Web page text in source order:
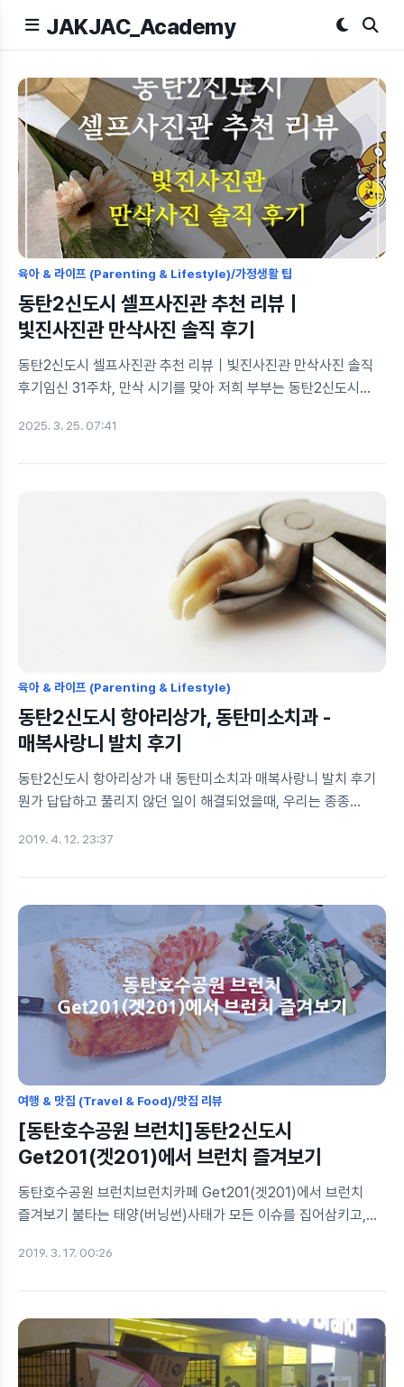
JAKJAC_Academy
육아 & 라이프 (Parenting & Lifestyle)/가정생활 팁
동탄2신도시 셀프사진관 추천 리뷰｜
빛진사진관 만삭사진 솔직 후기
동탄2신도시 셀프사진관 추천 리뷰｜빛진사진관 만삭사진 솔직
후기임신 31주차, 만삭 시기를 맞아 저희 부부는 동탄2신도시
스튜디오형 촬영은 어색하고, 무료 촬영은 오히려 불편한 경우가
위치 및 예약 방법동탄2신도시 영천동 11자상가에 위치한
빛진사진관은 지하에 자리 잡고 있어 조용하고 아늑한 분위기에서
촬영할 수 있었어요. 특히 산부인과, 산후조리원 밀집 지역에서
멀지 않아 접근성이 좋아요.예약은 카카오톡 플러스친구
(빛진사진관)로 진행됩니다. 인스타그램이나 네이버를 통해
연결해 예약 가능하며, 선착순이므로 원하는 날짜가 있다면 미..
2025. 3. 25. 07:41
육아 & 라이프 (Parenting & Lifestyle)
동탄2신도시 항아리상가, 동탄미소치과 -
매복사랑니 발치 후기
동탄2신도시 항아리상가 내 동탄미소치과 매복사랑니 발치 후기
뭔가 답답하고 풀리지 않던 일이 해결되었을때, 우리는 종종
제게 찾아온 바로 그 날입니다. 너무나 후련한 매복사랑니 발치
사랑니의 유래는 사랑을 알만한 17~20세 사이에 나는 치아라서
사랑니라는 명칭이 붙었다고 하네요. 서구권에서는 사랑니를
'지혜의 이'라 하여 Wisdom Teeth라고 부르는데요, 어린아이일
때보다 더욱 지혜로워질 무렵에 생긴다하여 이와 같은 명칭이
붙었다고 하네요. 결국 동서양을 막론하고, 사랑니는 고통을
지나서, 성..
2019. 4. 12. 23:37
여행 & 맛집 (Travel & Food)/맛집 리뷰
[동탄호수공원 브런치]동탄2신도시
Get201(겟201)에서 브런치 즐겨보기
동탄호수공원 브런치브런치카페 Get201(겟201)에서 브런치
즐겨보기 불타는 태양(버닝썬)사태가 모든 이슈를 집어삼키고,
삶을 살아내고, 오래간만에 와이프와 동탄호수공원 산책길에
얘기를 하더라구요."오빠 오빠, 요즘 부영단지 옆에
에이탑마트라고 생겼는데 딸기가 굉장히 싸대, 그리고 그 건물에
브런치카페가 있는데 엄마들이 많이 간다나봐" 충분한 호수
2019. 3. 17. 00:26